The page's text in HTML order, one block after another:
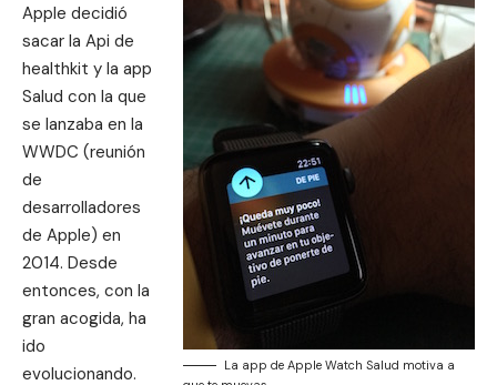
La app de Apple Watch Salud motiva a
Apple decidió
sacar la Api de
healthkit y la app
Salud con la que
se lanzaba en la
WWDC (reunión
de
desarrolladores
de Apple) en
2014. Desde
entonces, con la
gran acogida, ha
ido
evolucionando.